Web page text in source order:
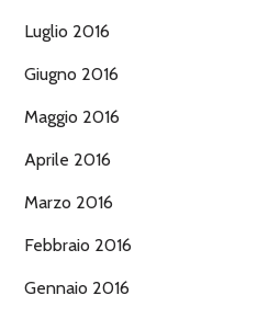
Luglio 2016
Giugno 2016
Maggio 2016
Aprile 2016
Marzo 2016
Febbraio 2016
Gennaio 2016